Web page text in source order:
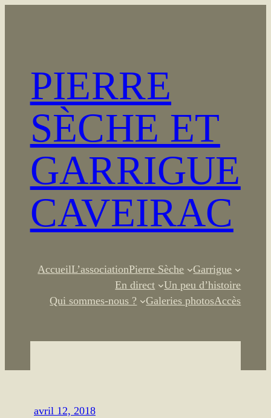
PIERRE
SÈCHE ET
GARRIGUE
CAVEIRAC
AccueilL’associationPierre Sèche
Garrigue
En direct
Un peu d’histoire
Qui sommes-nous ?
Galeries photosAccès
avril 12, 2018